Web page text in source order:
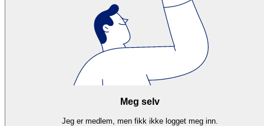
Meg selv
Jeg er medlem, men fikk ikke logget meg inn.